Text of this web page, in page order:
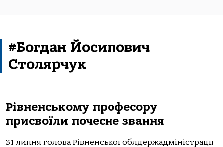
#Богдан Йосипович
Столярчук
Рівненському професору
присвоїли почесне звання
31 липня голова Рівненської облдержадміністрації